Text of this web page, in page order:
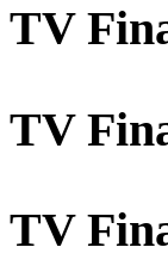
TV
TV
TV